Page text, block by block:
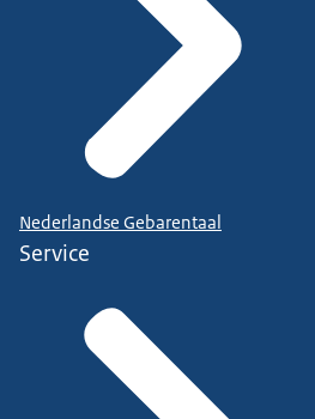
Nederlandse Gebarentaal
Service